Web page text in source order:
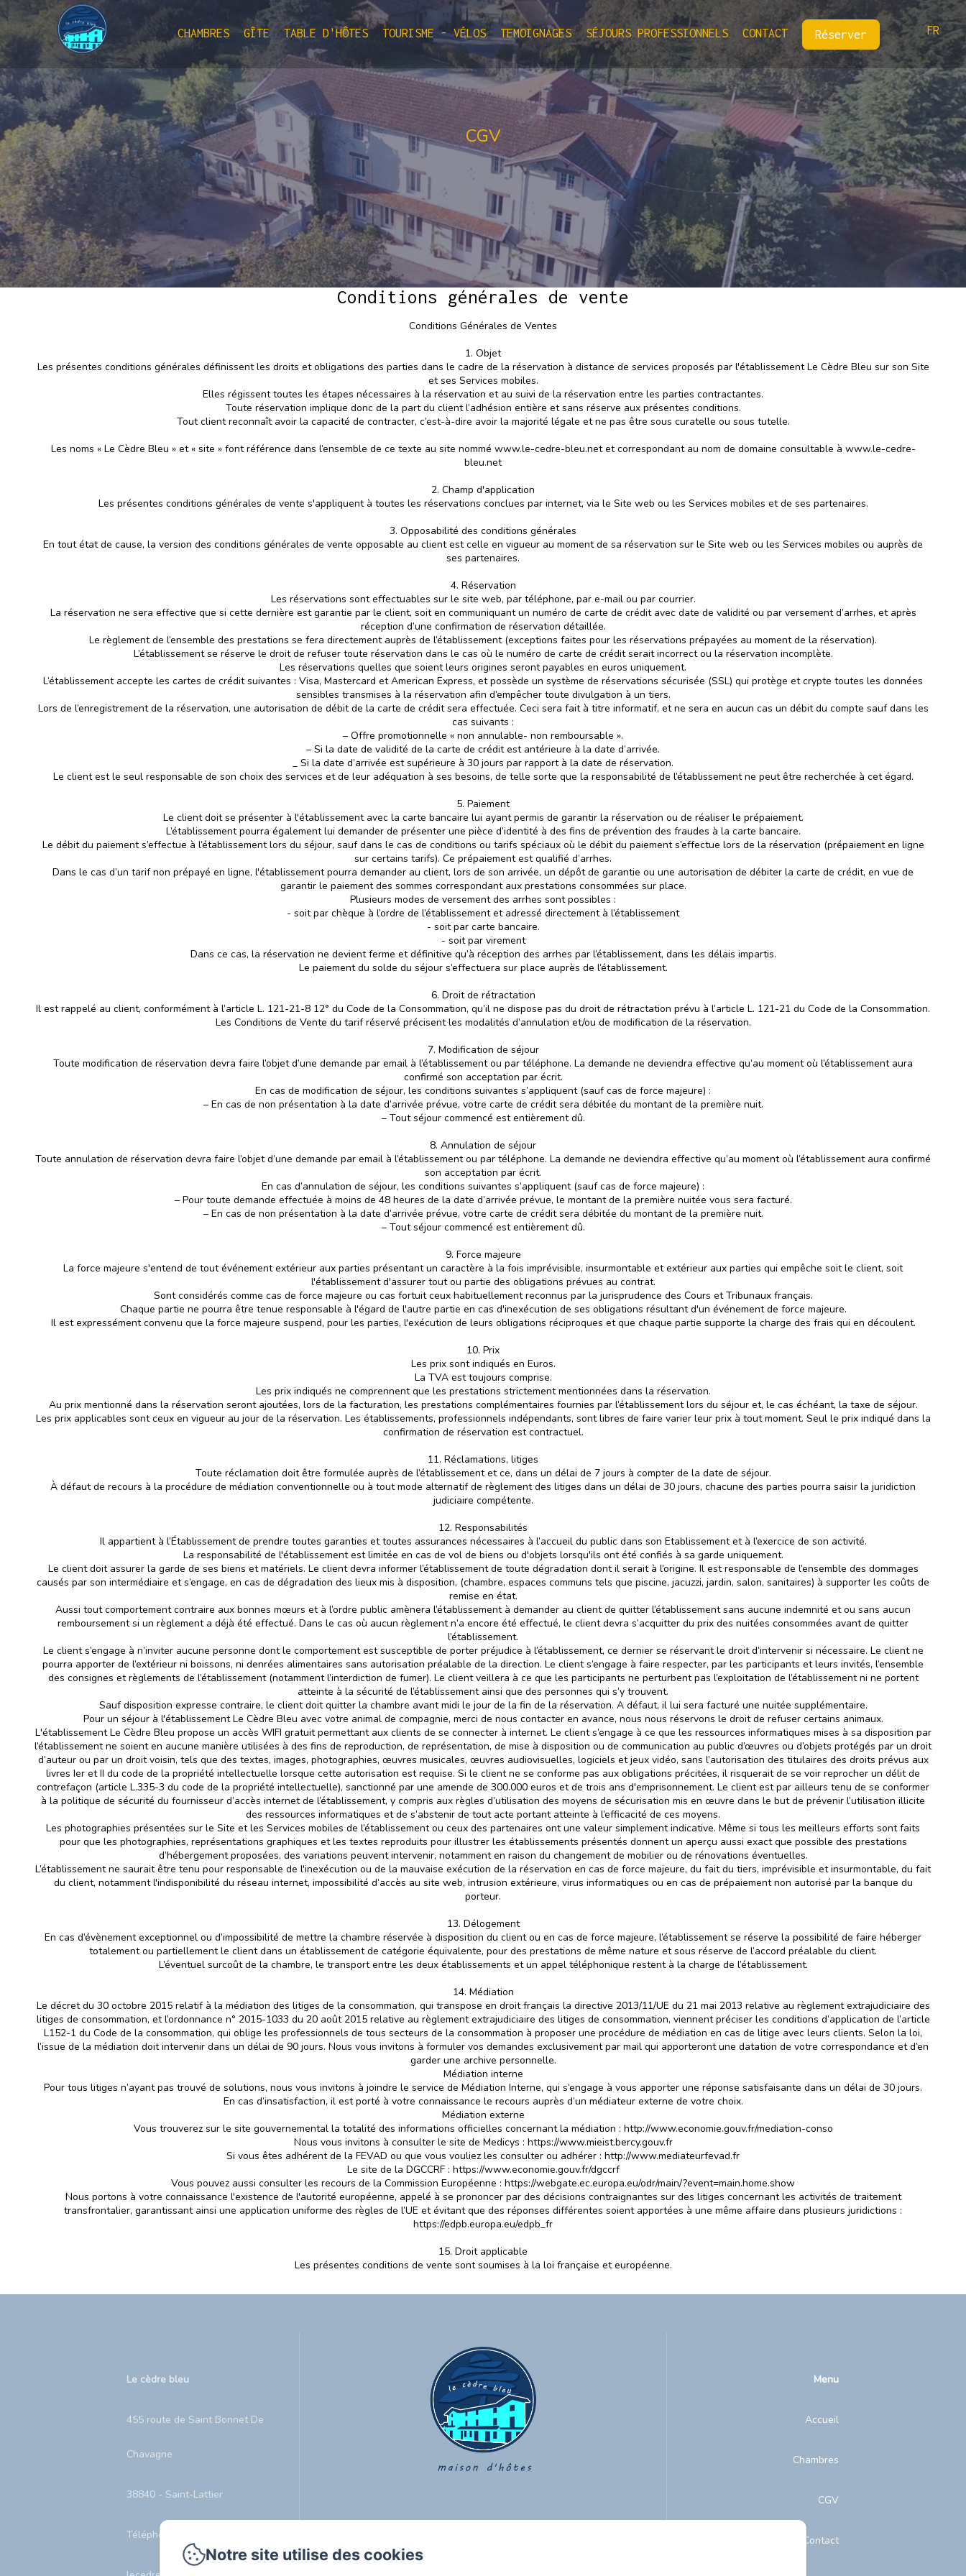
CHAMBRES GÎTE TABLE D'HÔTES TOURISME - VÉLOS TEMOIGNAGES SÉJOURS PROFESSIONNELS CONTACT Réserver FR
CGV
Conditions générales de vente
Conditions Générales de Ventes
1. Objet
Les présentes conditions générales définissent les droits et obligations des parties dans le cadre de la réservation à distance de services proposés par l'établissement Le Cèdre Bleu sur son Site
et ses Services mobiles.
Elles régissent toutes les étapes nécessaires à la réservation et au suivi de la réservation entre les parties contractantes.
Toute réservation implique donc de la part du client l’adhésion entière et sans réserve aux présentes conditions.
Tout client reconnaît avoir la capacité de contracter, c’est-à-dire avoir la majorité légale et ne pas être sous curatelle ou sous tutelle.
Les noms « Le Cèdre Bleu » et « site » font référence dans l’ensemble de ce texte au site nommé www.le-cedre-bleu.net et correspondant au nom de domaine consultable à www.le-cedre-
bleu.net
2. Champ d'application
Les présentes conditions générales de vente s'appliquent à toutes les réservations conclues par internet, via le Site web ou les Services mobiles et de ses partenaires.
3. Opposabilité des conditions générales
En tout état de cause, la version des conditions générales de vente opposable au client est celle en vigueur au moment de sa réservation sur le Site web ou les Services mobiles ou auprès de
ses partenaires.
4. Réservation
Les réservations sont effectuables sur le site web, par téléphone, par e-mail ou par courrier.
La réservation ne sera effective que si cette dernière est garantie par le client, soit en communiquant un numéro de carte de crédit avec date de validité ou par versement d’arrhes, et après
réception d’une confirmation de réservation détaillée.
Le règlement de l’ensemble des prestations se fera directement auprès de l’établissement (exceptions faites pour les réservations prépayées au moment de la réservation).
L’établissement se réserve le droit de refuser toute réservation dans le cas où le numéro de carte de crédit serait incorrect ou la réservation incomplète.
Les réservations quelles que soient leurs origines seront payables en euros uniquement.
L’établissement accepte les cartes de crédit suivantes : Visa, Mastercard et American Express, et possède un système de réservations sécurisée (SSL) qui protège et crypte toutes les données
sensibles transmises à la réservation afin d’empêcher toute divulgation à un tiers.
Lors de l’enregistrement de la réservation, une autorisation de débit de la carte de crédit sera effectuée. Ceci sera fait à titre informatif, et ne sera en aucun cas un débit du compte sauf dans les
cas suivants :
– Offre promotionnelle « non annulable- non remboursable ».
– Si la date de validité de la carte de crédit est antérieure à la date d’arrivée.
_ Si la date d’arrivée est supérieure à 30 jours par rapport à la date de réservation.
Le client est le seul responsable de son choix des services et de leur adéquation à ses besoins, de telle sorte que la responsabilité de l’établissement ne peut être recherchée à cet égard.
5. Paiement
Le client doit se présenter à l'établissement avec la carte bancaire lui ayant permis de garantir la réservation ou de réaliser le prépaiement.
L’établissement pourra également lui demander de présenter une pièce d’identité à des fins de prévention des fraudes à la carte bancaire.
Le débit du paiement s’effectue à l’établissement lors du séjour, sauf dans le cas de conditions ou tarifs spéciaux où le débit du paiement s’effectue lors de la réservation (prépaiement en ligne
sur certains tarifs). Ce prépaiement est qualifié d’arrhes.
Dans le cas d’un tarif non prépayé en ligne, l'établissement pourra demander au client, lors de son arrivée, un dépôt de garantie ou une autorisation de débiter la carte de crédit, en vue de
garantir le paiement des sommes correspondant aux prestations consommées sur place.
Plusieurs modes de versement des arrhes sont possibles :
- soit par chèque à l’ordre de l’établissement et adressé directement à l’établissement
- soit par carte bancaire.
- soit par virement
Dans ce cas, la réservation ne devient ferme et définitive qu’à réception des arrhes par l’établissement, dans les délais impartis.
Le paiement du solde du séjour s’effectuera sur place auprès de l’établissement.
6. Droit de rétractation
Il est rappelé au client, conformément à l’article L. 121-21-8 12° du Code de la Consommation, qu’il ne dispose pas du droit de rétractation prévu à l’article L. 121-21 du Code de la Consommation.
Les Conditions de Vente du tarif réservé précisent les modalités d’annulation et/ou de modification de la réservation.
7. Modification de séjour
Toute modification de réservation devra faire l’objet d’une demande par email à l’établissement ou par téléphone. La demande ne deviendra effective qu’au moment où l’établissement aura
confirmé son acceptation par écrit.
En cas de modification de séjour, les conditions suivantes s’appliquent (sauf cas de force majeure) :
– En cas de non présentation à la date d’arrivée prévue, votre carte de crédit sera débitée du montant de la première nuit.
– Tout séjour commencé est entièrement dû.
8. Annulation de séjour
Toute annulation de réservation devra faire l’objet d’une demande par email à l’établissement ou par téléphone. La demande ne deviendra effective qu’au moment où l’établissement aura confirmé
son acceptation par écrit.
En cas d’annulation de séjour, les conditions suivantes s’appliquent (sauf cas de force majeure) :
– Pour toute demande effectuée à moins de 48 heures de la date d’arrivée prévue, le montant de la première nuitée vous sera facturé.
– En cas de non présentation à la date d’arrivée prévue, votre carte de crédit sera débitée du montant de la première nuit.
– Tout séjour commencé est entièrement dû.
9. Force majeure
La force majeure s'entend de tout événement extérieur aux parties présentant un caractère à la fois imprévisible, insurmontable et extérieur aux parties qui empêche soit le client, soit
l'établissement d'assurer tout ou partie des obligations prévues au contrat.
Sont considérés comme cas de force majeure ou cas fortuit ceux habituellement reconnus par la jurisprudence des Cours et Tribunaux français.
Chaque partie ne pourra être tenue responsable à l'égard de l'autre partie en cas d'inexécution de ses obligations résultant d'un événement de force majeure.
Il est expressément convenu que la force majeure suspend, pour les parties, l'exécution de leurs obligations réciproques et que chaque partie supporte la charge des frais qui en découlent.
10. Prix
Les prix sont indiqués en Euros.
La TVA est toujours comprise.
Les prix indiqués ne comprennent que les prestations strictement mentionnées dans la réservation.
Au prix mentionné dans la réservation seront ajoutées, lors de la facturation, les prestations complémentaires fournies par l’établissement lors du séjour et, le cas échéant, la taxe de séjour.
Les prix applicables sont ceux en vigueur au jour de la réservation. Les établissements, professionnels indépendants, sont libres de faire varier leur prix à tout moment. Seul le prix indiqué dans la
confirmation de réservation est contractuel.
11. Réclamations, litiges
Toute réclamation doit être formulée auprès de l’établissement et ce, dans un délai de 7 jours à compter de la date de séjour.
À défaut de recours à la procédure de médiation conventionnelle ou à tout mode alternatif de règlement des litiges dans un délai de 30 jours, chacune des parties pourra saisir la juridiction
judiciaire compétente.
12. Responsabilités
Il appartient à l’Établissement de prendre toutes garanties et toutes assurances nécessaires à l’accueil du public dans son Etablissement et à l’exercice de son activité.
La responsabilité de l'établissement est limitée en cas de vol de biens ou d'objets lorsqu'ils ont été confiés à sa garde uniquement.
Le client doit assurer la garde de ses biens et matériels. Le client devra informer l’établissement de toute dégradation dont il serait à l’origine. Il est responsable de l’ensemble des dommages
causés par son intermédiaire et s’engage, en cas de dégradation des lieux mis à disposition, (chambre, espaces communs tels que piscine, jacuzzi, jardin, salon, sanitaires) à supporter les coûts de
remise en état.
Aussi tout comportement contraire aux bonnes mœurs et à l’ordre public amènera l’établissement à demander au client de quitter l’établissement sans aucune indemnité et ou sans aucun
remboursement si un règlement a déjà été effectué. Dans le cas où aucun règlement n’a encore été effectué, le client devra s’acquitter du prix des nuitées consommées avant de quitter
l’établissement.
Le client s’engage à n’inviter aucune personne dont le comportement est susceptible de porter préjudice à l’établissement, ce dernier se réservant le droit d’intervenir si nécessaire. Le client ne
pourra apporter de l’extérieur ni boissons, ni denrées alimentaires sans autorisation préalable de la direction. Le client s’engage à faire respecter, par les participants et leurs invités, l’ensemble
des consignes et règlements de l’établissement (notamment l’interdiction de fumer). Le client veillera à ce que les participants ne perturbent pas l’exploitation de l’établissement ni ne portent
atteinte à la sécurité de l’établissement ainsi que des personnes qui s’y trouvent.
Sauf disposition expresse contraire, le client doit quitter la chambre avant midi le jour de la fin de la réservation. A défaut, il lui sera facturé une nuitée supplémentaire.
Pour un séjour à l'établissement Le Cèdre Bleu avec votre animal de compagnie, merci de nous contacter en avance, nous nous réservons le droit de refuser certains animaux.
L'établissement Le Cèdre Bleu propose un accès WIFI gratuit permettant aux clients de se connecter à internet. Le client s’engage à ce que les ressources informatiques mises à sa disposition par
l’établissement ne soient en aucune manière utilisées à des fins de reproduction, de représentation, de mise à disposition ou de communication au public d’œuvres ou d’objets protégés par un droit
d’auteur ou par un droit voisin, tels que des textes, images, photographies, œuvres musicales, œuvres audiovisuelles, logiciels et jeux vidéo, sans l’autorisation des titulaires des droits prévus aux
livres Ier et II du code de la propriété intellectuelle lorsque cette autorisation est requise. Si le client ne se conforme pas aux obligations précitées, il risquerait de se voir reprocher un délit de
contrefaçon (article L.335-3 du code de la propriété intellectuelle), sanctionné par une amende de 300.000 euros et de trois ans d'emprisonnement. Le client est par ailleurs tenu de se conformer
à la politique de sécurité du fournisseur d’accès internet de l’établissement, y compris aux règles d’utilisation des moyens de sécurisation mis en œuvre dans le but de prévenir l’utilisation illicite
des ressources informatiques et de s’abstenir de tout acte portant atteinte à l’efficacité de ces moyens.
Les photographies présentées sur le Site et les Services mobiles de l’établissement ou ceux des partenaires ont une valeur simplement indicative. Même si tous les meilleurs efforts sont faits
pour que les photographies, représentations graphiques et les textes reproduits pour illustrer les établissements présentés donnent un aperçu aussi exact que possible des prestations
d’hébergement proposées, des variations peuvent intervenir, notamment en raison du changement de mobilier ou de rénovations éventuelles.
L’établissement ne saurait être tenu pour responsable de l'inexécution ou de la mauvaise exécution de la réservation en cas de force majeure, du fait du tiers, imprévisible et insurmontable, du fait
du client, notamment l'indisponibilité du réseau internet, impossibilité d’accès au site web, intrusion extérieure, virus informatiques ou en cas de prépaiement non autorisé par la banque du
porteur.
13. Délogement
En cas d’évènement exceptionnel ou d’impossibilité de mettre la chambre réservée à disposition du client ou en cas de force majeure, l’établissement se réserve la possibilité de faire héberger
totalement ou partiellement le client dans un établissement de catégorie équivalente, pour des prestations de même nature et sous réserve de l’accord préalable du client.
L’éventuel surcoût de la chambre, le transport entre les deux établissements et un appel téléphonique restent à la charge de l’établissement.
14. Médiation
Le décret du 30 octobre 2015 relatif à la médiation des litiges de la consommation, qui transpose en droit français la directive 2013/11/UE du 21 mai 2013 relative au règlement extrajudiciaire des
litiges de consommation, et l’ordonnance n° 2015-1033 du 20 août 2015 relative au règlement extrajudiciaire des litiges de consommation, viennent préciser les conditions d’application de l’article
L152-1 du Code de la consommation, qui oblige les professionnels de tous secteurs de la consommation à proposer une procédure de médiation en cas de litige avec leurs clients. Selon la loi,
l’issue de la médiation doit intervenir dans un délai de 90 jours. Nous vous invitons à formuler vos demandes exclusivement par mail qui apporteront une datation de votre correspondance et d’en
garder une archive personnelle.
Médiation interne
Pour tous litiges n’ayant pas trouvé de solutions, nous vous invitons à joindre le service de Médiation Interne, qui s’engage à vous apporter une réponse satisfaisante dans un délai de 30 jours.
En cas d’insatisfaction, il est porté à votre connaissance le recours auprès d’un médiateur externe de votre choix.
Médiation externe
Vous trouverez sur le site gouvernemental la totalité des informations officielles concernant la médiation : http://www.economie.gouv.fr/mediation-conso
Nous vous invitons à consulter le site de Medicys : https://www.mieist.bercy.gouv.fr
Si vous êtes adhérent de la FEVAD ou que vous vouliez les consulter ou adhérer : http://www.mediateurfevad.fr
Le site de la DGCCRF : https://www.economie.gouv.fr/dgccrf
Vous pouvez aussi consulter les recours de la Commission Européenne : https://webgate.ec.europa.eu/odr/main/?event=main.home.show
Nous portons à votre connaissance l'existence de l'autorité européenne, appelé à se prononcer par des décisions contraignantes sur des litiges concernant les activités de traitement
transfrontalier, garantissant ainsi une application uniforme des règles de l’UE et évitant que des réponses différentes soient apportées à une même affaire dans plusieurs juridictions :
https://edpb.europa.eu/edpb_fr
15. Droit applicable
Les présentes conditions de vente sont soumises à la loi française et européenne.
Le cèdre bleu
455 route de Saint Bonnet De
Chavagne
38840 - Saint-Lattier
Téléphone: +33642921213
Menu
Accueil
Chambres
CGV
Contact
Notre site utilise des cookies